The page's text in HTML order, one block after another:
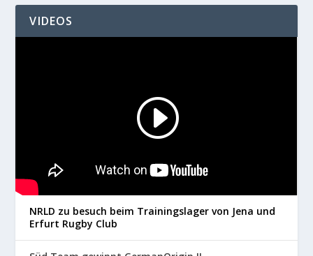
VIDEOS
NRLD zu besuch beim Trainingslager von Jena und
Erfurt Rugby Club